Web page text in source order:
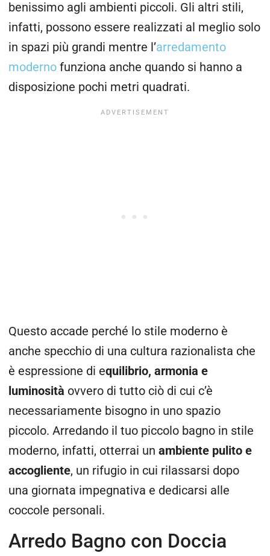
benissimo agli ambienti piccoli. Gli altri stili,
infatti, possono essere realizzati al meglio solo
in spazi più grandi mentre l’arredamento
moderno funziona anche quando si hanno a
disposizione pochi metri quadrati.
Questo accade perché lo stile moderno è
anche specchio di una cultura razionalista che
è espressione di equilibrio, armonia e
luminosità ovvero di tutto ciò di cui c’è
necessariamente bisogno in uno spazio
piccolo. Arredando il tuo piccolo bagno in stile
moderno, infatti, otterrai un ambiente pulito e
accogliente, un rifugio in cui rilassarsi dopo
una giornata impegnativa e dedicarsi alle
coccole personali.
Arredo Bagno con Doccia